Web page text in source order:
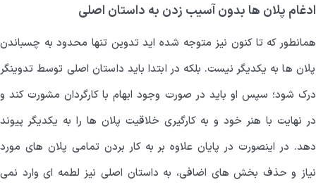
ادغام پلان ها بدون آسیب زدن به داستان اصلی
همانطور که تا کنون نیز متوجه شده اید تدوین تنها محدود به چسباندن
پلان ها به یکدیگر نیست. بلکه در ابتدا باید داستان اصلی توسط تدوینگر
درک شود؛ سپس او باید در صورت وجود ابهام با کارگردان مشورت کند و
در نهایت با هنر خود و به کارگیری خلاقیت پلان ها را به یکدیگر پیوند
دهد. در اینصورت در پایان علاوه بر به کار بردن تمامی پلان های مورد
نیاز و حذف بخش های اضافی، به داستان اصلی نیز لطمه ای وارد نمی